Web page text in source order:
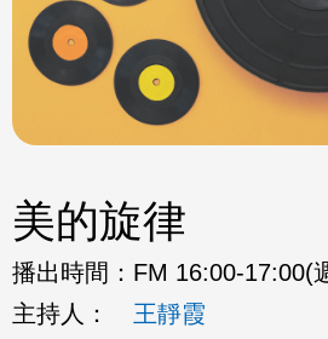
美的旋律
播出時間： FM 16:00-17:00(
主持人：
王靜霞